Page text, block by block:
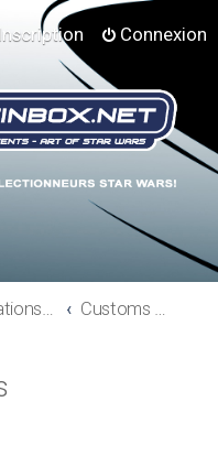
Connexion
Inscription
Créations perso - Expo collections - Costumes Customs et maquettes